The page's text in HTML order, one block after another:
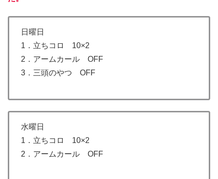
日曜日
1．立ちコロ 10×2
2．アームカール OFF
3．三頭のやつ OFF
水曜日
1．立ちコロ 10×2
2．アームカール OFF